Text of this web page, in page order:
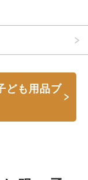
ども用品ブ